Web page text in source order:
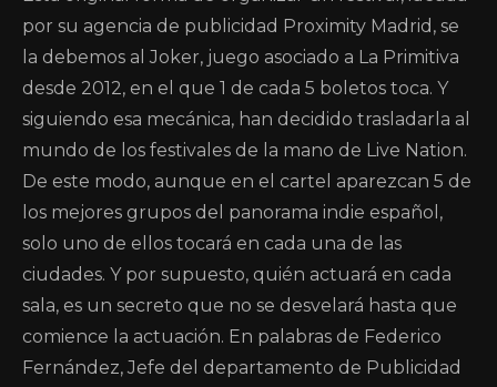
por su agencia de publicidad Proximity Madrid, se
la debemos al Joker, juego asociado a La Primitiva
desde 2012, en el que 1 de cada 5 boletos toca. Y
siguiendo esa mecánica, han decidido trasladarla al
mundo de los festivales de la mano de Live Nation.
De este modo, aunque en el cartel aparezcan 5 de
los mejores grupos del panorama indie español,
solo uno de ellos tocará en cada una de las
ciudades. Y por supuesto, quién actuará en cada
sala, es un secreto que no se desvelará hasta que
comience la actuación. En palabras de Federico
Fernández, Jefe del departamento de Publicidad